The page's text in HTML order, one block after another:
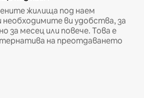
жилища под наем
необходимите ви удобства, за
за месец или повече. Това е
на преотдаването